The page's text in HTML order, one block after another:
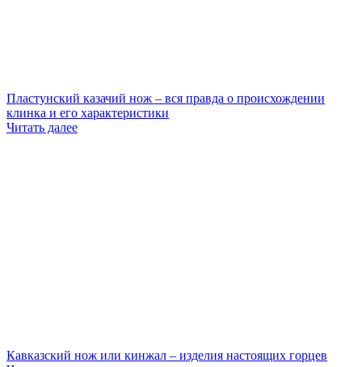
Пластунский казачий нож – вся правда о происхождении
клинка и его характеристики
Читать далее
Кавказский нож или кинжал – изделия настоящих горцев